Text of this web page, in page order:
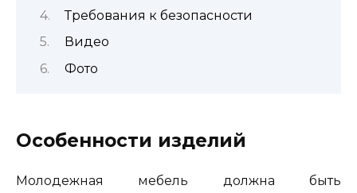
Требования к безопасности
Видео
Фото
Особенности изделий
Молодежная мебель должна быть